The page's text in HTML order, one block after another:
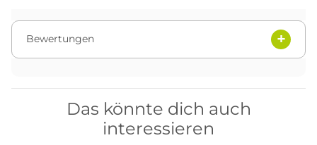
Bewertungen
Das könnte dich auch
interessieren